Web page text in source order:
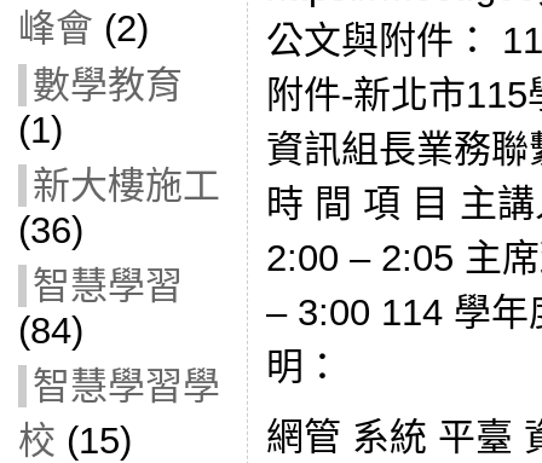
峰會 (2)
數學教育
(1)
新大樓施工
(36)
智慧學習
(84)
智慧學習學
校 (15)
公文與附件：
附件-新北市
資訊組長業務
時 間 項 目 主
2:00 – 2:05 主
– 3:00 114 學
明：
網管 系統 平臺